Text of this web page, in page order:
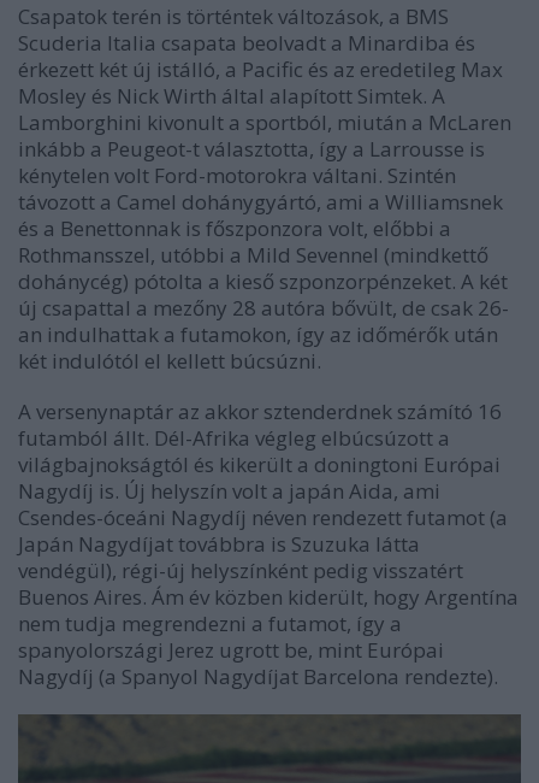
Csapatok terén is történtek változások, a BMS
Scuderia Italia csapata beolvadt a Minardiba és
érkezett két új istálló, a Pacific és az eredetileg Max
Mosley és Nick Wirth által alapított Simtek. A
Lamborghini kivonult a sportból, miután a McLaren
inkább a Peugeot-t választotta, így a Larrousse is
kénytelen volt Ford-motorokra váltani. Szintén
távozott a Camel dohánygyártó, ami a Williamsnek
és a Benettonnak is főszponzora volt, előbbi a
Rothmansszel, utóbbi a Mild Sevennel (mindkettő
dohánycég) pótolta a kieső szponzorpénzeket. A két
új csapattal a mezőny 28 autóra bővült, de csak 26-
an indulhattak a futamokon, így az időmérők után
két indulótól el kellett búcsúzni.
A versenynaptár az akkor sztenderdnek számító 16
futamból állt. Dél-Afrika végleg elbúcsúzott a
világbajnokságtól és kikerült a doningtoni Európai
Nagydíj is. Új helyszín volt a japán Aida, ami
Csendes-óceáni Nagydíj néven rendezett futamot (a
Japán Nagydíjat továbbra is Szuzuka látta
vendégül), régi-új helyszínként pedig visszatért
Buenos Aires. Ám év közben kiderült, hogy Argentína
nem tudja megrendezni a futamot, így a
spanyolországi Jerez ugrott be, mint Európai
Nagydíj (a Spanyol Nagydíjat Barcelona rendezte).